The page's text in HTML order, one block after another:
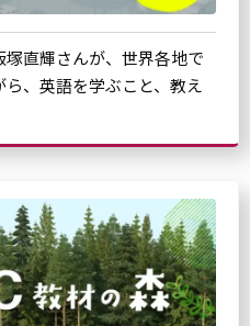
塚直輝さんが、世界各地で
、英語を学ぶこと、教え